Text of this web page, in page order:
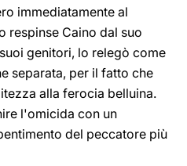
immediatamente al
respinse Caino dal suo
genitori, lo relegò come
separata, per il fatto che
alla ferocia belluina.
l'omicida con un
del peccatore più